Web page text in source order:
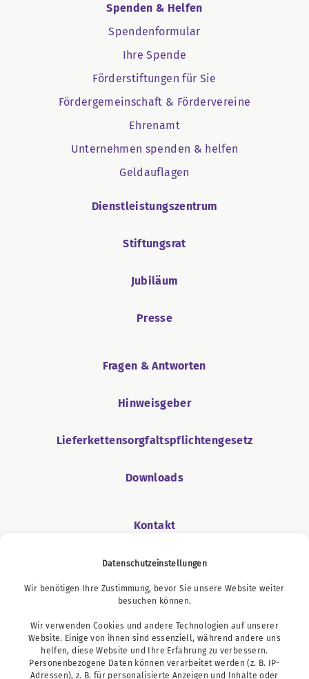
Datenschutzeinstellungen
Wir benötigen Ihre Zustimmung, bevor Sie unsere Website weiter
besuchen können.
Wir verwenden Cookies und andere Technologien auf unserer
Website. Einige von ihnen sind essenziell, während andere uns
helfen, diese Website und Ihre Erfahrung zu verbessern.
Personenbezogene Daten können verarbeitet werden (z. B. IP-
Adressen), z. B. für personalisierte Anzeigen und Inhalte oder
Spenden & Helfen
Spendenformular
Ihre Spende
Förderstiftungen für Sie
Fördergemeinschaft & Fördervereine
Ehrenamt
Unternehmen spenden & helfen
Geldauflagen
Dienstleistungszentrum
Stiftungsrat
Jubiläum
Presse
Fragen & Antworten
Hinweisgeber
Lieferkettensorgfaltspflichtengesetz
Downloads
Kontakt
Podcast